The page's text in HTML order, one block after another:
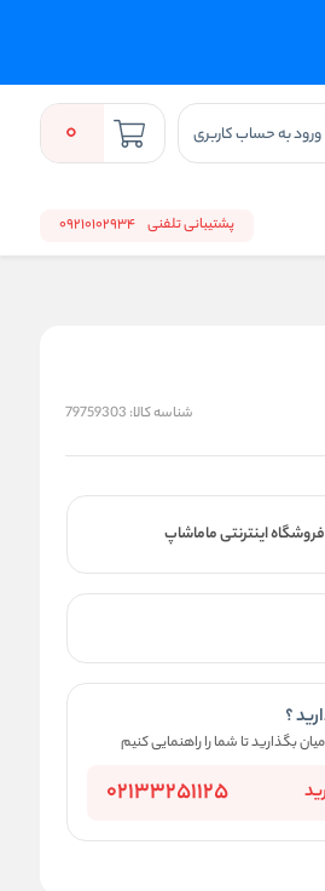
ورود به حساب کاربری 0
پشتیبانی تلفنی 09210102934
شناسه کالا: 79759303
فروشگاه اینترنتی ماماشاپ
؟
بگذارید تا شما را راهنمایی کنیم
02133251125